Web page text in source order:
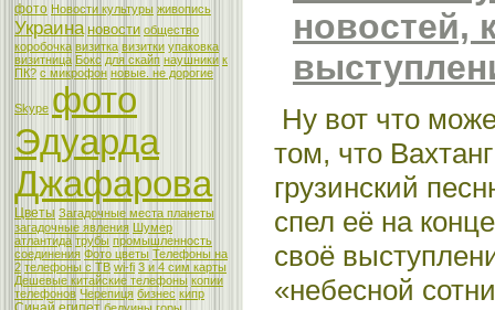
фото Новости культуры живопись
Украина новости общество
коробочка визитка визитки упаковка
визитница Бокс для скайп наушники к
ПК? с микрофон новые. не дорогие
Skype фото
Эдуарда
Джафарова
Цветы Загадочные места планеты
загадочные явления Шумер
атлантида трубы промышленность
соединения Фото цветы Телефоны на
2 телефоны с ТВ wi-fi 3 и 4 сим карты
Дешевые китайские телефоны копии
телефонов Черепиця бизнес кипр
новостей,
Ну вот что
том, что
грузинский
спел её на
своё
«небесной